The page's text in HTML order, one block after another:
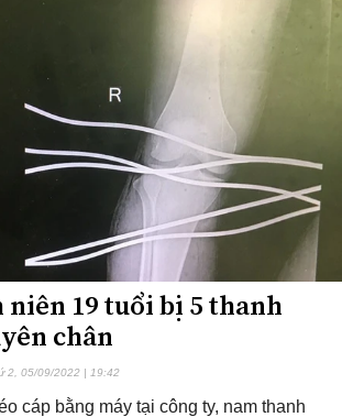
niên 19 tuổi bị 5 thanh
chân
2, 05/09/2022 | 19:42
cáp bằng máy tại công ty, nam thanh